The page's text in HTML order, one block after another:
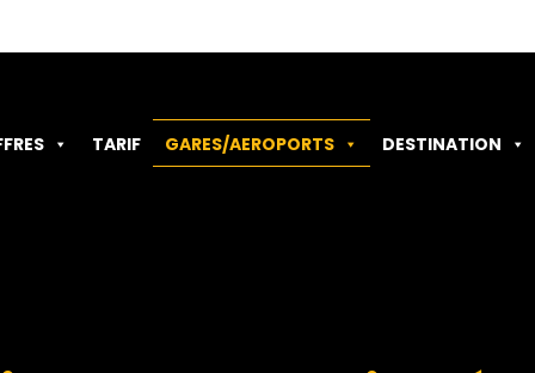
TARIF GARES/AEROPORTS DESTINATION